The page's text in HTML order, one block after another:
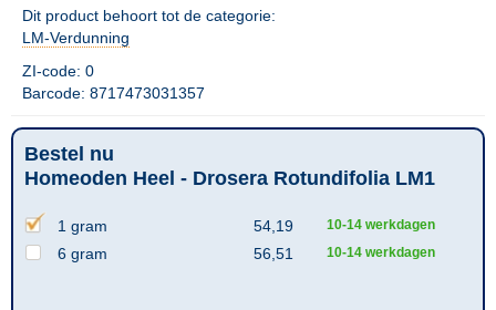
Dit product behoort tot de categorie:
LM-Verdunning
ZI-code: 0
Barcode: 8717473031357
Bestel nu
Homeoden Heel - Drosera Rotundifolia LM1
1 gram 54,19 10-14 werkdagen
6 gram 56,51 10-14 werkdagen